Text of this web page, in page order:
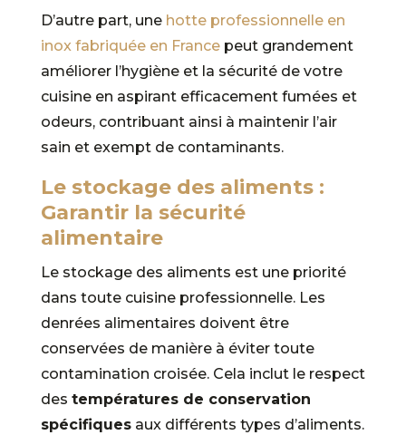
D’autre part, une hotte professionnelle en
inox fabriquée en Francepeut grandement
améliorer l’hygiène et la sécurité de votre
cuisine en aspirant efficacement fumées et
odeurs, contribuant ainsi à maintenir l’air
sain et exempt de contaminants.
Le stockage des aliments :
Garantir la sécurité
alimentaire
Le stockage des aliments est une priorité
dans toute cuisine professionnelle. Les
denrées alimentaires doivent être
conservées de manière à éviter toute
contamination croisée. Cela inclut le respect
des températures de conservation
spécifiquesaux différents types d’aliments.